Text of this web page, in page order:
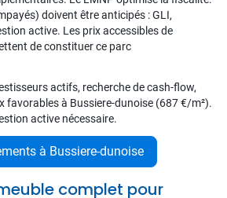
doivent être anticipés : GLI,
active. Les prix accessibles de
de constituer ce parc
actifs, recherche de cash-flow,
favorables à Bussiere-dunoise (687 €/m²).
active nécessaire.
à Bussiere-dunoise
complet pour